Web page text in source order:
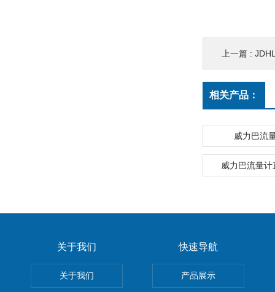
上一篇 :
相关产品：
威力巴流
威力巴流量
关于我们
关于我们
快速导航
产品展示